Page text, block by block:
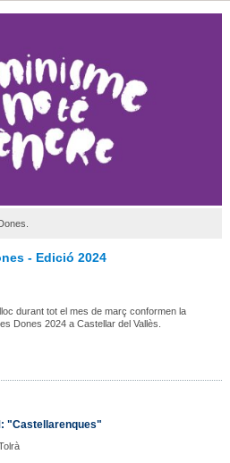
- Edició 2024
durant tot el mes de març conformen la
Dones 2024 a Castellar del Vallès.
"Castellarenques"